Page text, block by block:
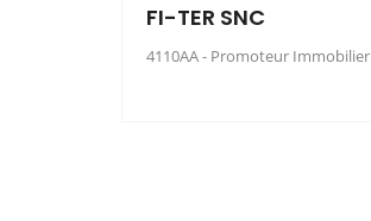
FI-TER SNC
4110AA - Promoteur Immobilier